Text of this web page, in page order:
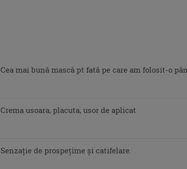
Cea mai bună mască pt fată pe care am folosit-o
Crema usoara, placuta, usor de aplicat
Senzație de prospețime și catifelare.